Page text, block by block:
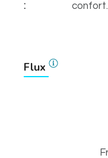
:
confort.
Flux